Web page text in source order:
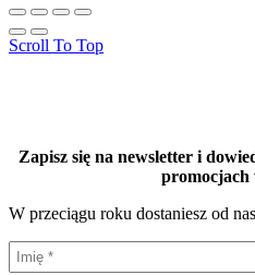
Scroll To Top
Zapisz się na newsletter i
promocjach
W przeciągu roku dostaniesz od